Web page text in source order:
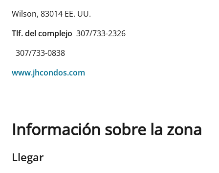
Wilson, 83014 EE. UU.
Tlf. del complejo 307/733-2326
307/733-0838
www.jhcondos.com
Información sobre la zona
Llegar